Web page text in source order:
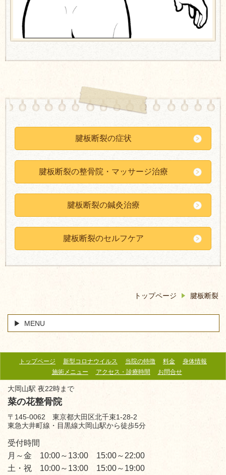
腱板断裂の症状
腱板断裂の整骨院・マッサージ治療
腱板断裂の鍼灸治療
腱板断裂のセルフケア
トップページ 腱板断裂
MENU
トップページ 新型コロナウイルス 当院の特徴 料金
身体情報
施術メニュー
アクセス・診療時間 お問合せ
大岡山駅 夜22時まで
菜の花整骨院
〒145-0062 東京都大田区北千束1-28-2
東急大井町線・目黒線大岡山駅から徒歩5分
受付時間
月～金 10:00～13:00 15:00～22:00
土・祝 10:00～13:00 15:00～19:00